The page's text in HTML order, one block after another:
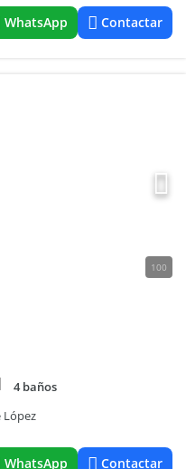
WhatsApp Contactar
100
4 baños
López
WhatsApp Contactar